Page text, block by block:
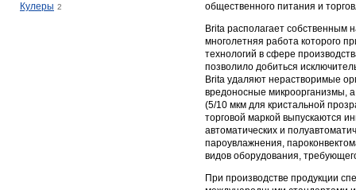
общественного питания и
Brita располагает собственным
многолетняя работа которого
технологий в сфере
позволило добиться
Brita удаляют нерастворимые
вредоносные микроорганизмы,
(5/10 мкм для кристальной
торговой маркой выпускаются
автоматических и
пароувлажнения,
видов оборудования,
При производстве продукции
Кулеры 2